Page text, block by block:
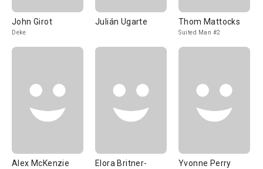
John Girot
Deke
Julián Ugarte Thom Mattocks
Suited Man #2
Alex McKenzie
Elora Britner-
Yvonne Perry